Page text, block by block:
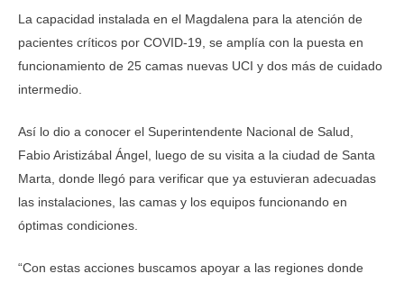
La capacidad instalada en el Magdalena para la atención de
pacientes críticos por COVID-19, se amplía con la puesta en
funcionamiento de 25 camas nuevas UCI y dos más de cuidado
intermedio.
Así lo dio a conocer el Superintendente Nacional de Salud,
Fabio Aristizábal Ángel, luego de su visita a la ciudad de Santa
Marta, donde llegó para verificar que ya estuvieran adecuadas
las instalaciones, las camas y los equipos funcionando en
óptimas condiciones.
“Con estas acciones buscamos apoyar a las regiones donde